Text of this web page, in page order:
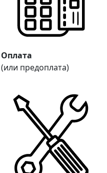
Оплата
(или предоплата)